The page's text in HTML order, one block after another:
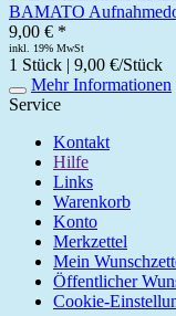
BAMATO
9,00 € *
inkl. 19% MwSt
1 Stück | 9,00 €/Stück
Mehr Informationen
Service
Kontakt
Hilfe
Links
Warenkorb
Konto
Merkzettel
Mein
Öffentlicher
Cookie-